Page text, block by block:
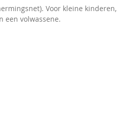
Voor kleine kinderen,
een volwassene.